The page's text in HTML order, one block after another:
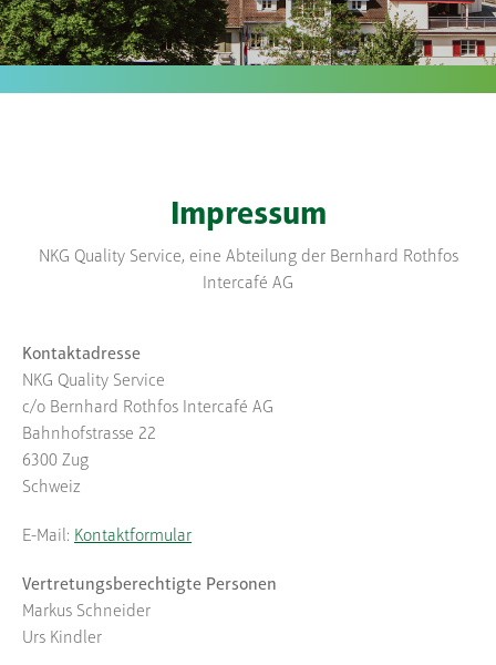
Impressum
NKG Quality Service, eine Abteilung der Bernhard Rothfos
Intercafé AG
Kontaktadresse
NKG Quality Service
c/o Bernhard Rothfos Intercafé AG
Bahnhofstrasse 22
6300 Zug
Schweiz
E-Mail: Kontaktformular
Vertretungsberechtigte Personen
Markus Schneider
Urs Kindler